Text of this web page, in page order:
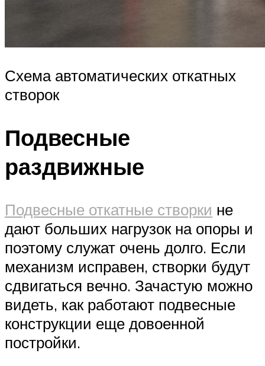
Схема автоматических откатных
створок
Подвесные
раздвижные
Подвесные откатные створки не
дают больших нагрузок на опоры и
поэтому служат очень долго. Если
механизм исправен, створки будут
сдвигаться вечно. Зачастую можно
видеть, как работают подвесные
конструкции еще довоенной
постройки.